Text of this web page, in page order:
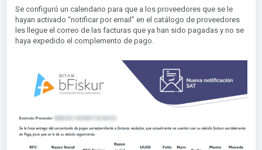
Se configuró un calendario para que a los proveedores que se le
hayan activado “notificar por email” en el catálogo de proveedores
les llegue el correo de las facturas que ya han sido pagadas y no se
haya expedido el complemento de pago.